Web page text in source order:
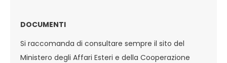
DOCUMENTI
Si raccomanda di consultare sempre il sito del
Ministero degli Affari Esteri e della Cooperazione